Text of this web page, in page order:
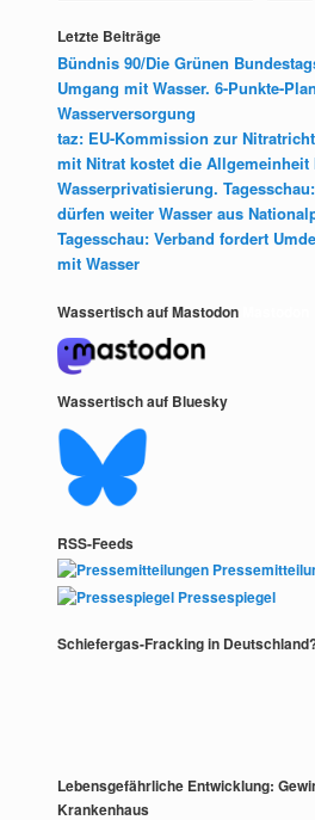
Letzte Beiträge
Bündnis 90/Die Grünen
Umgang mit Wasser. 6-Punkte-
Wasserversorgung
taz: EU-Kommission zur
mit Nitrat kostet die Allgemeinheit
Wasserprivatisierung.
dürfen weiter Wasser aus
Tagesschau: Verband fordert
mit Wasser
Wassertisch auf Mastodon
Wassertisch auf Bluesky
RSS-Feeds
Pressespiegel
Schiefergas-Fracking in
Lebensgefährliche Entwicklung:
Krankenhaus